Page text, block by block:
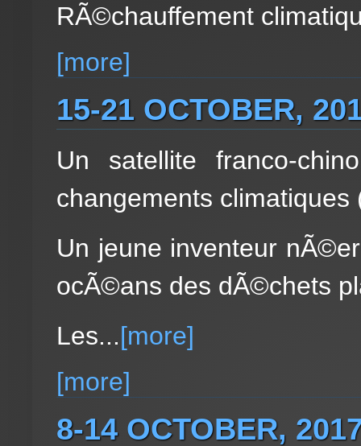
RÃ©chauffement
[more]
15-21 OCTOBER,
Un satellite franco-
changements
Un jeune inventeur
ocÃ©ans des dÃ©chets
Les...[more]
[more]
8-14 OCTOBER,